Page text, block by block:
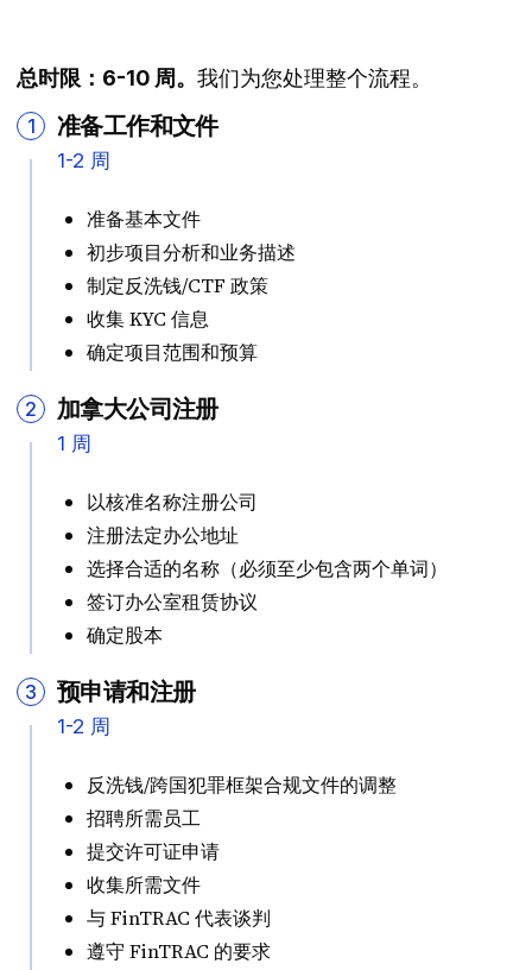
总时限：6-10 周。 我们为您处理整个流程。
1 准备工作和文件
1-2 周
准备基本文件
初步项目分析和业务描述
制定反洗钱/CTF 政策
收集 KYC 信息
确定项目范围和预算
2 加拿大公司注册
1 周
以核准名称注册公司
注册法定办公地址
选择合适的名称（必须至少包含两个单词）
签订办公室租赁协议
确定股本
3 预申请和注册
1-2 周
反洗钱/跨国犯罪框架合规文件的调整
招聘所需员工
提交许可证申请
收集所需文件
与 FinTRAC 代表谈判
遵守 FinTRAC 的要求